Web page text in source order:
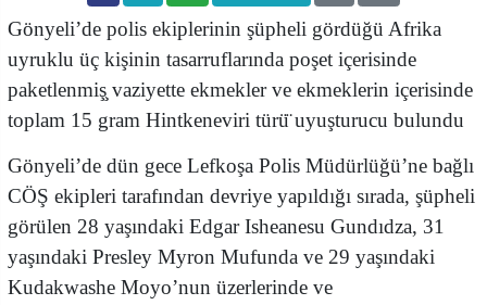
Gönyeli’de polis ekiplerinin şüpheli gördüğü Afrika
uyruklu üç kişinin tasarruflarında poşet içerisinde
paketlenmiş̧ vaziyette ekmekler ve ekmeklerin içerisinde
toplam 15 gram Hintkeneviri türü̈ uyuşturucu bulundu
Gönyeli’de dün gece Lefkoşa Polis Müdürlüğü’ne bağlı
CÖŞ ekipleri tarafından devriye yapıldığı sırada, şüpheli
görülen 28 yaşındaki Edgar Isheanesu Gundıdza, 31
yaşındaki Presley Myron Mufunda ve 29 yaşındaki
Kudakwashe Moyo’nun üzerlerinde ve